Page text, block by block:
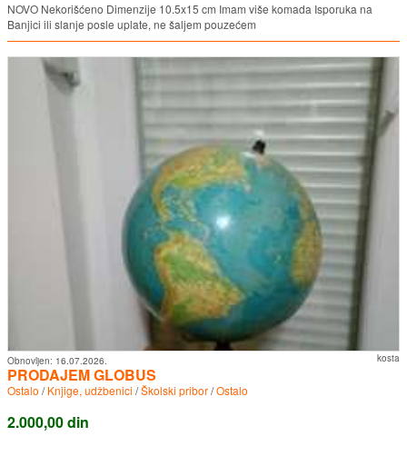
NOVO Nekorišćeno Dimenzije 10.5x15 cm Imam više komada Isporuka na
Banjici ili slanje posle uplate, ne šaljem pouzećem
kosta
Obnovljen: 16.07.2026.
PRODAJEM GLOBUS
Ostalo /Knjige, udžbenici /Školski pribor/Ostalo
2.000,00 din